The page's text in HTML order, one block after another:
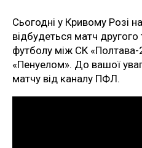
Сьогодні у Кривому Розі
відбудеться матч другого
футболу між СК «Полтава-
«Пенуелом». До вашої
матчу від каналу ПФЛ.